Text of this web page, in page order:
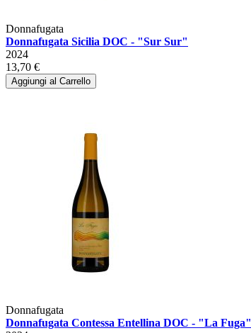
Donnafugata
Donnafugata Sicilia DOC - "Sur Sur"
2024
13,70 €
Aggiungi al Carrello
Donnafugata
Donnafugata Contessa Entellina DOC - "La Fuga"